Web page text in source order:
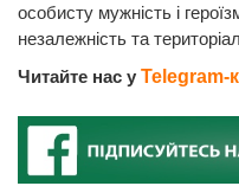
особисту мужність і
незалежність та
Читайте нас у Telegram-